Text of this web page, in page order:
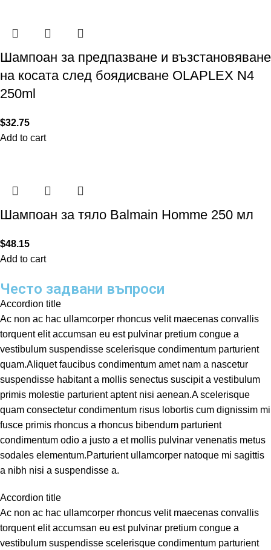
Шампоан за предпазване и възстановяване
на косата след боядисване OLAPLEX N4
250ml
$32.75
Add to cart
Шампоан за тяло Balmain Homme 250 мл
$48.15
Add to cart
Често задвани въпроси
Accordion title
Ac non ac hac ullamcorper rhoncus velit maecenas convallis
torquent elit accumsan eu est pulvinar pretium congue a
vestibulum suspendisse scelerisque condimentum parturient
quam.Aliquet faucibus condimentum amet nam a nascetur
suspendisse habitant a mollis senectus suscipit a vestibulum
primis molestie parturient aptent nisi aenean.A scelerisque
quam consectetur condimentum risus lobortis cum dignissim mi
fusce primis rhoncus a rhoncus bibendum parturient
condimentum odio a justo a et mollis pulvinar venenatis metus
sodales elementum.Parturient ullamcorper natoque mi sagittis
a nibh nisi a suspendisse a.
Accordion title
Ac non ac hac ullamcorper rhoncus velit maecenas convallis
torquent elit accumsan eu est pulvinar pretium congue a
vestibulum suspendisse scelerisque condimentum parturient